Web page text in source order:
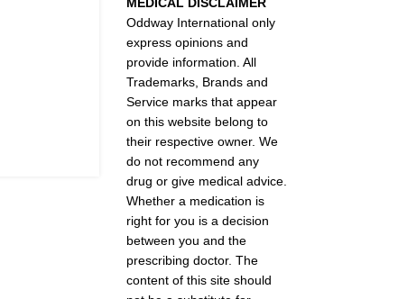
MEDICAL DISCLAIMER
Oddway International only
express opinions and
provide information. All
Trademarks, Brands and
Service marks that appear
on this website belong to
their respective owner. We
do not recommend any
drug or give medical advice.
Whether a medication is
right for you is a decision
between you and the
prescribing doctor. The
content of this site should